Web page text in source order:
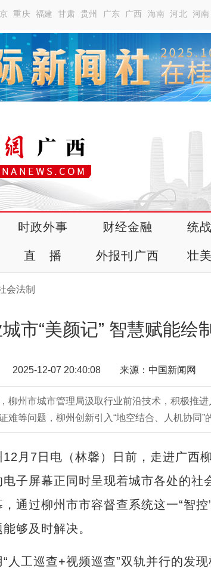
重庆 福建 甘肃 贵州 广东 广西 海南 河北 河南
时政外事 财经金融 统
直 播 外报刊广西 壮
会法制
市“美颜记” 智慧赋能绘
2025-12-07 20:40:08 来源：中国新闻网
柳州市城市管理局汲取行业前沿技术，积极推
难等问题，柳州创新引入“地空结合、人机协同”
7日电（林馨）日前，走进广西
电子屏幕正同时呈现着城市各处的社
通过柳州市市容督查系统这一“智
够及时解决。
工巡查+视频巡查”双轨并行的发现